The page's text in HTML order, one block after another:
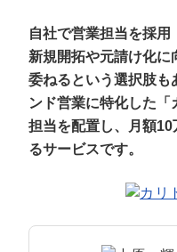
インターン
正社員
マーケマネージャー
自社で営業担当を採用
新規開拓や元請け化に
委ねるという選択肢
ンド営業に特化した
担当を配置し、月額
るサービスです。